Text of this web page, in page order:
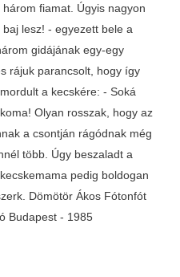
fiamat. Úgyis nagyon
lesz! - egyezett bele a
gidájának egy-egy
rájuk parancsolt, hogy így
a kecskére: - Soká
Olyan rosszak, hogy az
a csontján rágódnak még
több. Úgy beszaladt a
pedig boldogan
Dömötör Ákos Fótonfót
Budapest - 1985